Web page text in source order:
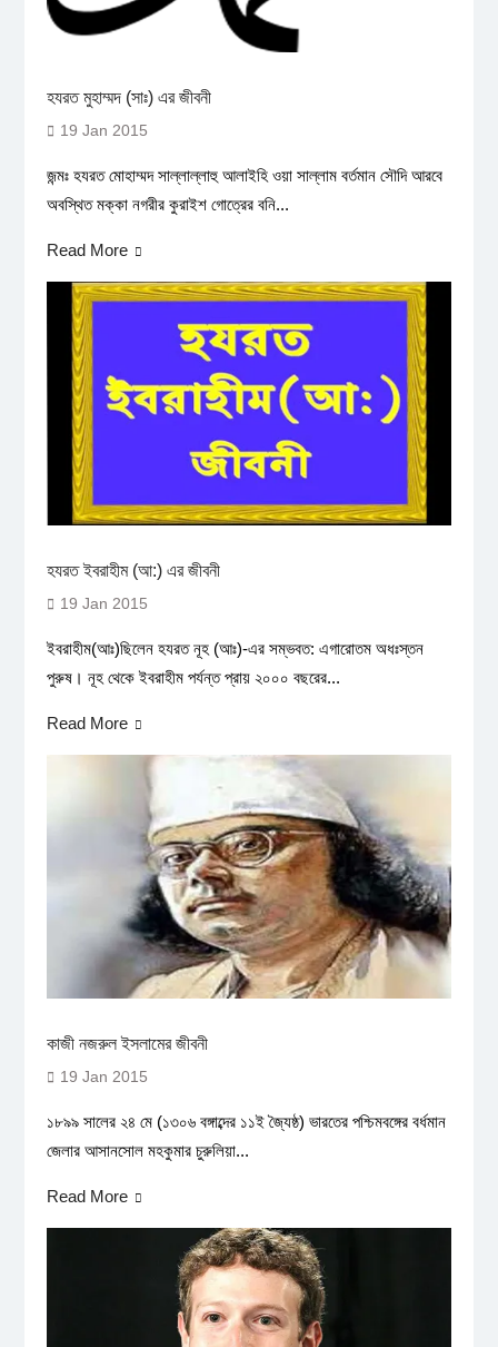
হযরত মুহাম্মদ (সাঃ) এর জীবনী
19 Jan 2015
জন্মঃ হযরত মোহাম্মদ সাল্লাল্লাহু আলাইহি ওয়া সাল্লাম বর্তমান সৌদি আরবে
অবস্থিত মক্কা নগরীর কুরাইশ গোত্রের বনি...
Read More
হযরত ইবরাহীম (আ:) এর জীবনী
19 Jan 2015
ইবরাহীম(আঃ)ছিলেন হযরত নূহ (আঃ)-এর সম্ভবত: এগারোতম অধঃস্তন
পুরুষ। নূহ থেকে ইবরাহীম পর্যন্ত প্রায় ২০০০ বছরের...
Read More
কাজী নজরুল ইসলামের জীবনী
19 Jan 2015
১৮৯৯ সালের ২৪ মে (১৩০৬ বঙ্গাব্দের ১১ই জ্যৈষ্ঠ) ভারতের পশ্চিমবঙ্গের বর্ধমান
জেলার আসানসোল মহকুমার চুরুলিয়া...
Read More